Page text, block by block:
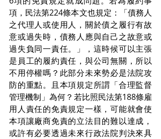
項，民法第224條本文也規定：「債務人
之代理人或使用人，關於債之履行有故
意或過失時，債務人應與自己之故意或
過失負同一責任。」，這時候可以主張
是員工的履約責任，與公司無關，所以
不用停權嗎？此部分未來勢必是法院攻
防的重點。且本項規定所謂「合理監督
管理機制」為何？若比照民法第188條雇
用人責任的免責規定一樣，可能就會使
本項讓廠商免責的立法目的難以達成，
或許有必要透過未來行政法院判決來具